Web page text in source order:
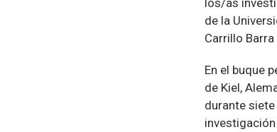
de la
Carrillo
En el buque
de Kiel,
durante